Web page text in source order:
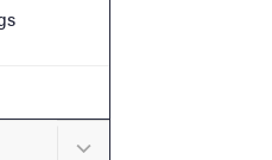
Undermeny för Aktuellt